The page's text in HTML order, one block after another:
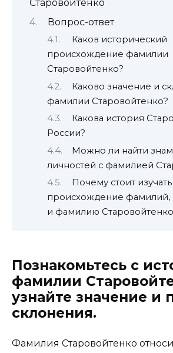
Старовойтенко
Вопрос-ответ
Каков исторический
происхождение фамилии
Старовойтенко?
Каково значение и
фамилии Старовойтенко?
Какова история
России?
Можно ли найти
личностей с фамилией
Почему стоит изучать
происхождение фамилий,
и фамилию
Познакомьтесь с
фамилии
узнайте значение и
склонения.
Фамилия Старовойтенко